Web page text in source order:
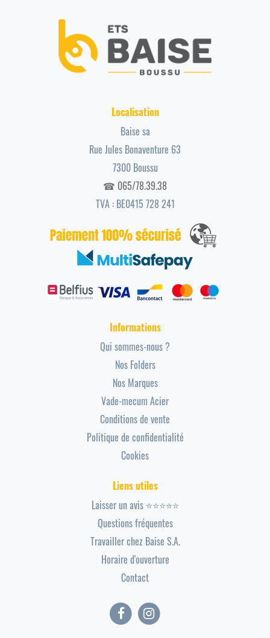
Localisation
Baise sa
Rue Jules Bonaventure 63
7300 Boussu
☎ 065/78.39.38
TVA : BE0415 728 241
Informations
Qui sommes-nous ?
Nos Folders
Nos Marques
Vade-mecum Acier
Conditions de vente
Politique de confidentialité
Cookies
Liens utiles
Laisser un avis ⭐⭐⭐⭐⭐
Questions fréquentes
Travailler chez Baise S.A.
Horaire d'ouverture
Contact